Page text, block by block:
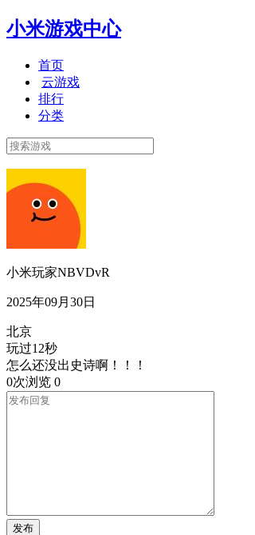
小米游戏中心
首页
云游戏
排行
分类
小米玩家NBVDvR
2025年09月30日
北京
玩过12秒
怎么还没出史诗啊！！！
0次浏览 0
发布